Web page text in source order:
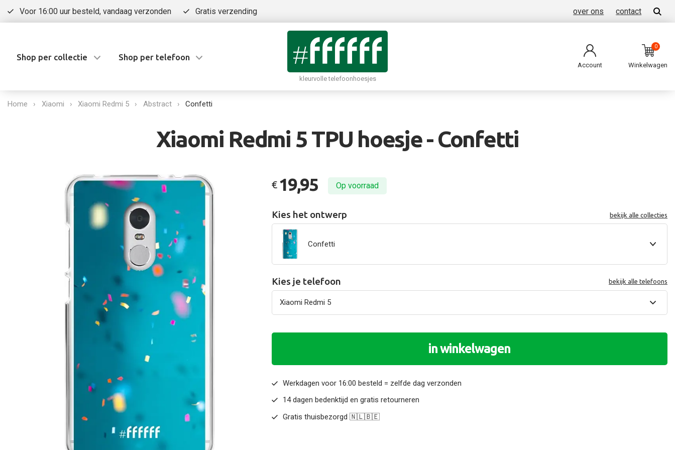
Voor 16:00 uur besteld, vandaag verzonden Gratis verzending over ons contact
Shop per collectie Shop per telefoon
kleurvolle telefoonhoesjes
Account
0
Winkelwagen
Home Xiaomi Xiaomi Redmi 5 Abstract Confetti
Xiaomi Redmi 5 TPU hoesje - Confetti
€ 19,95 Op voorraad
Kies het ontwerp bekijk alle collecties
Confetti
Kies je telefoon bekijk alle telefoons
in winkelwagen
Werkdagen voor 16:00 besteld = zelfde dag verzonden
14 dagen bedenktijd en gratis retourneren
Gratis thuisbezorgd 🇳🇱🇧🇪